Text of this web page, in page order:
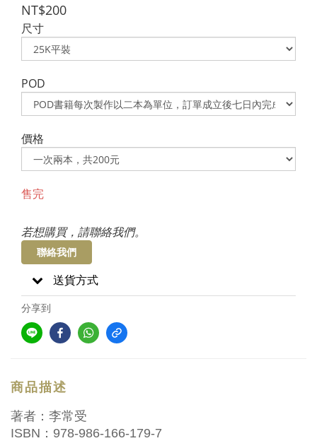
NT$200
尺寸
POD
價格
售完
若想購買，請聯絡我們。
聯絡我們
送貨方式
分享到
商品描述
著者：李常受
ISBN：978-986-166-179-7